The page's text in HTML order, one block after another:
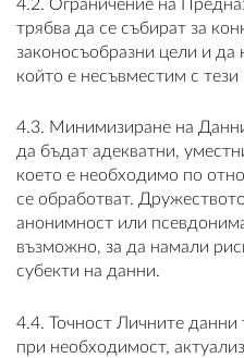
4.2. Ограничение на
трябва да се събират за
законосъобразни цели и да
който е несъвместим с тези
4.3. Минимизиране на
да бъдат адекватни,
което е необходимо по
се обработват.
анонимност или
възможно, за да намали
субекти на данни.
4.4. Точност Личните данни
при необходимост,